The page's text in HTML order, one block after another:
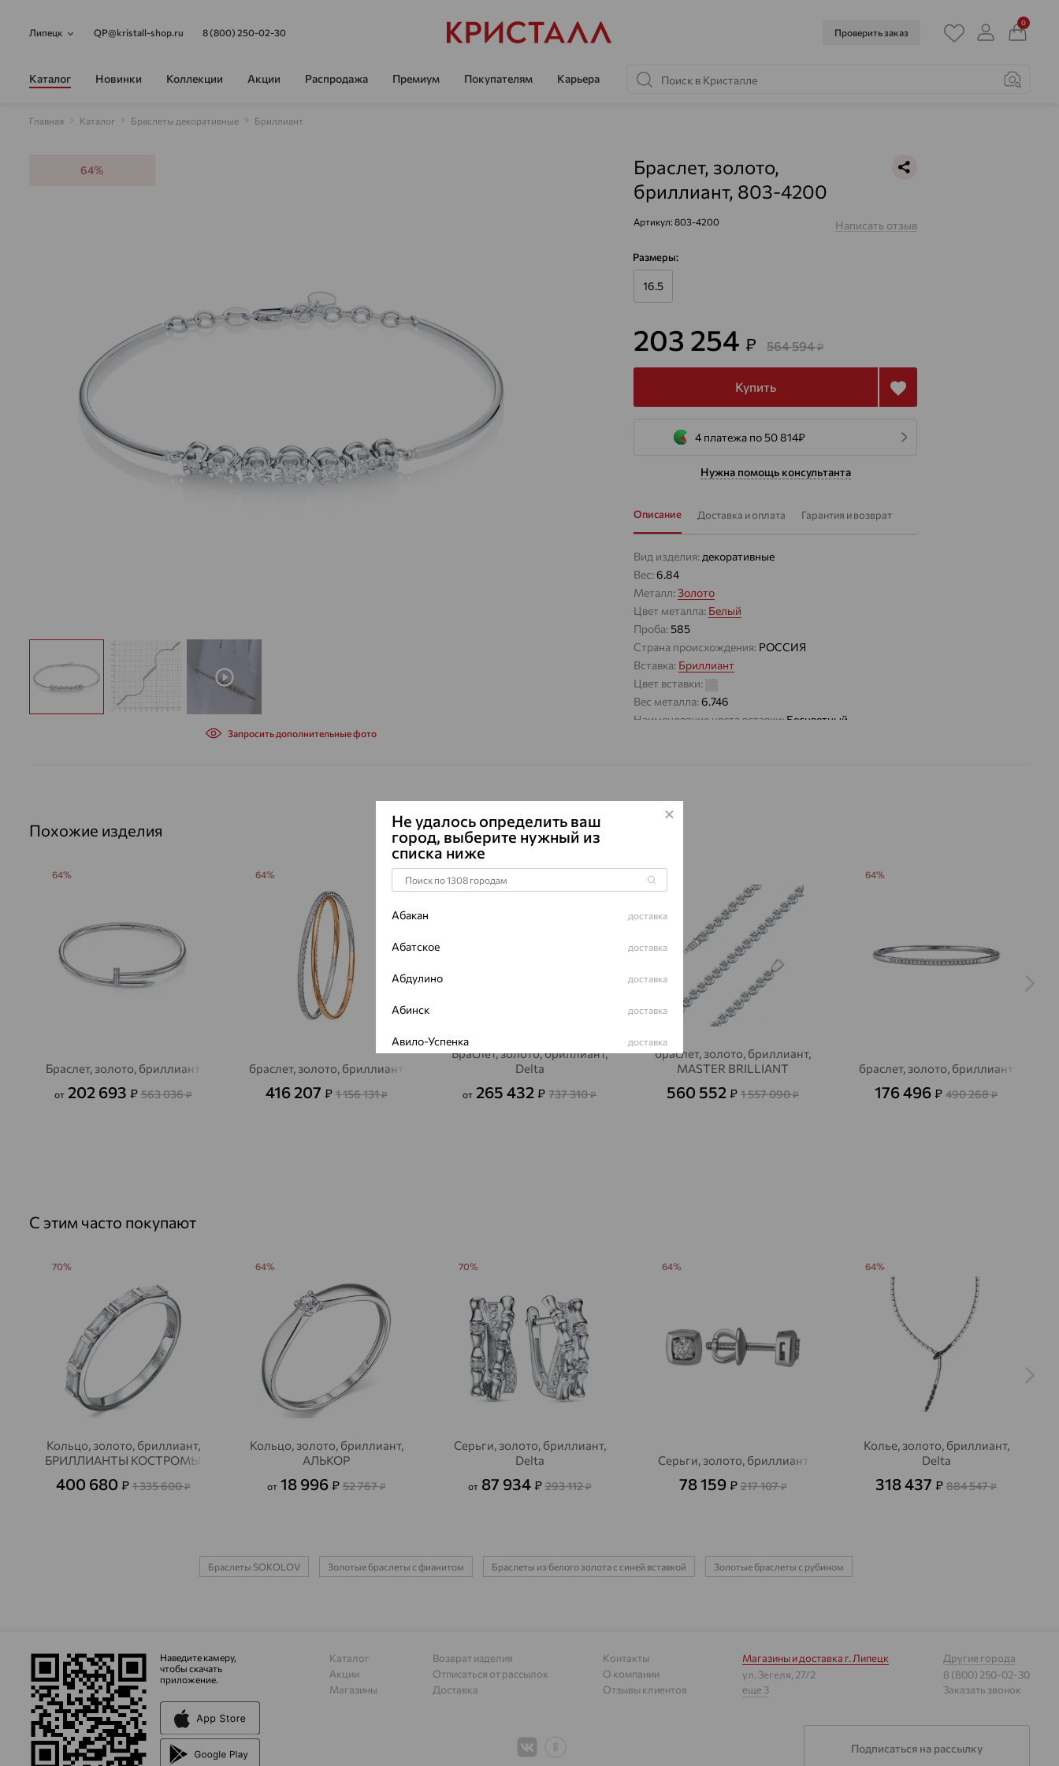
Липецк QP@kristall-shop.ru 8 (800) 250-02-30 Проверить заказ
0
Каталог Новинки Коллекции Акции Распродажа Премиум Покупателям Карьера
Главная Каталог Браслеты декоративные Бриллиант
64%
Запросить дополнительные фото
Браслет, золото,
бриллиант, 803-4200
Артикул: 803-4200 Написать отзыв
Размеры:
16.5
203 254 ₽ 564 594₽
Купить
4 платежа по 50 814₽
Нужна помощь консультанта
Описание Доставка и оплата Гарантия и возврат
Вид изделия: декоративные
Вес:6.84
Металл:Золото
Цвет металла: Белый
Проба:585
Страна происхождения: РОССИЯ
Вставка: Бриллиант
Цвет вставки:
Вес металла:6.746
Наименование цвета вставки: Бесцветный
ЦВЕТ
ФОРМА ОГРАНКИ Круглая
3/5
Сертификаты на камни
Похожие изделия
Браслет, золото, бриллиант
от 202 693 ₽ 563 036₽
64%
браслет, золото, бриллиант
416 207 ₽ 1 156 131₽
64%
Браслет, золото, бриллиант,
Delta
от 265 432 ₽ 737 310₽
64%
браслет, золото, бриллиант,
MASTER BRILLIANT
560 552 ₽ 1 557 090₽
браслет, золото, бриллиант
176 496 ₽ 490 268₽
64%
С этим часто покупают
Кольцо, золото, бриллиант,
БРИЛЛИАНТЫ КОСТРОМЫ
400 680 ₽ 1 335 600₽
70%
Кольцо, золото, бриллиант,
АЛЬКОР
от 18 996 ₽ 52 767₽
64%
Серьги, золото, бриллиант,
Delta
от 87 934 ₽ 293 112₽
70%
Серьги, золото, бриллиант
78 159 ₽ 217 107₽
64%
Колье, золото, бриллиант,
Delta
318 437 ₽ 884 547₽
64%
Браслеты SOKOLOV Золотые браслеты с фианитом Браслеты из белого золота с синей вставкой Золотые браслеты с рубином
Наведите камеру,
чтобы скачать
приложение.
Каталог
Акции
Магазины
Возврат изделия
Отписаться от рассылок
Доставка
Контакты
О компании
Отзывы клиентов
Магазины и доставка г. Липецк
ул. Зегеля, 27/2
еще 3
Другие города
8 (800) 250-02-30
Заказать звонок
Подписаться на рассылку
Не удалось определить ваш
город, выберите нужный из
списка ниже
Абакан доставка
Абатское доставка
Абдулино доставка
Абинск доставка
Авило-Успенка доставка
Авсюнино
доставка
доставка
Актюбинский, Азнакаевский район
Алапаевск
Алейск доставка
Алексеево-Лозовское доставка